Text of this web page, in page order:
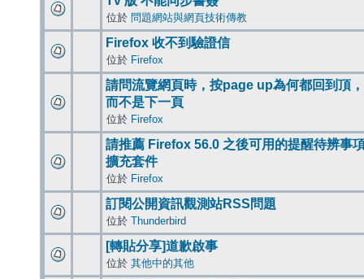
位於 問題網站與網頁技術傳教
Firefox 收不到驗證信
位於 Firefox
請問流覽網頁時，按page up為何都回到頂，
而不是下一頁
位於 Firefox
請推薦 Firefox 56.0 之後可用的提醒待辨事
擴充套件
位於 Firefox
訂閱公開資訊觀測站RSS問題
位於 Thunderbird
[轉貼分享]道歉啟事
位於 其他中的其他